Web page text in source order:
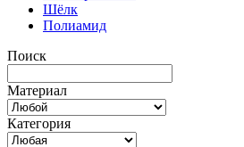
Шёлк
Полиамид
Поиск
Материал
Категория